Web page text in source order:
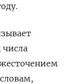
числа